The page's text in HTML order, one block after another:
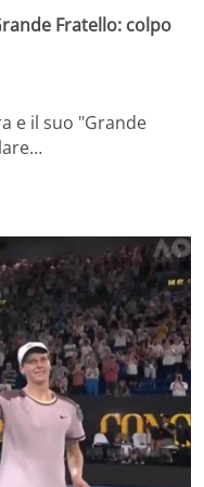
Fratello: colpo
e il suo "Grande